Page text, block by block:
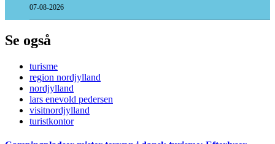
07-08-2026
Se også
turisme
region nordjylland
nordjylland
lars enevold pedersen
visitnordjylland
turistkontor